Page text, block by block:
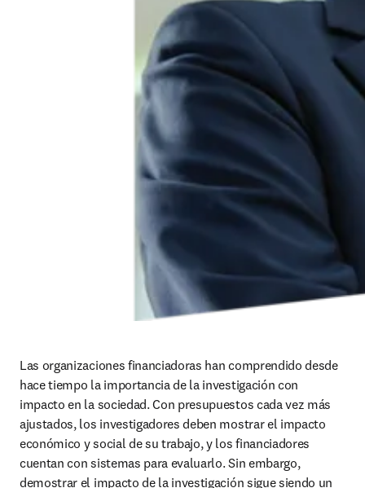
Las organizaciones financiadoras han comprendido desde
hace tiempo la importancia de la investigación con
impacto en la sociedad. Con presupuestos cada vez más
ajustados, los investigadores deben mostrar el impacto
económico y social de su trabajo, y los financiadores
cuentan con sistemas para evaluarlo. Sin embargo,
demostrar el impacto de la investigación sigue siendo un